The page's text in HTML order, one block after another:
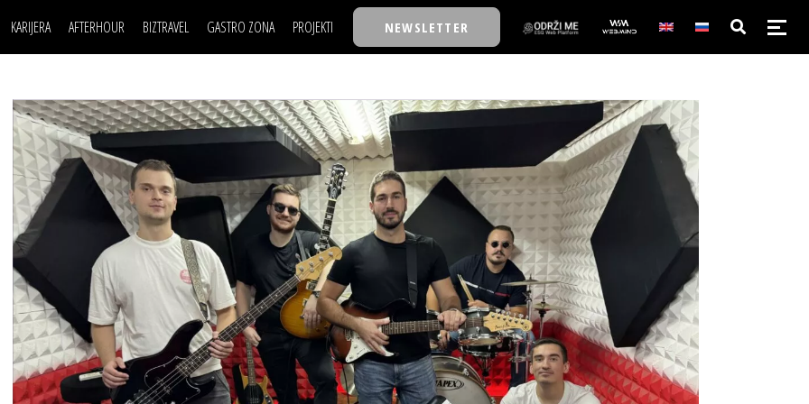
KARIJERA
LJUDI (HR)
MOJ UGAO
USAVRŠAVANJE
KNOW-HOW
AFTERHOUR
KNJIGE
AUTO SVET
STIL
WELLBEING
BIZTRAVEL GASTRO ZONA PROJEKTI
TASTY TALKS
30 ISPOD 30
BACK TO OFFICE/SCHOOL
BIZBENDOVI
BIZKOLEGIJUM
BMW BIZNIS LIGA
BIZLIFE WEEK
IZJAVA GODINE
NEWSLETTER
POSAO
MOJ UGAO
USAVRŠAVANJE
KNOW-HOW
FILM I SCENA
AUTO SVET
STIL
WELLBEING
NAJKOLEGA
30 ISPOD 30
BACK TO OFFICE/SCHOOL
BIZBENDOVI
BIZKOLEGIJUM
BMW BIZNIS LIGA
BIZLIFE WEEK
IZJAVA GODINE